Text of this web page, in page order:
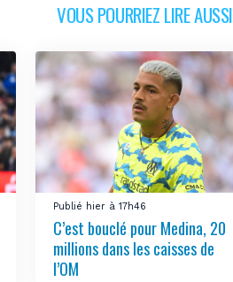
VOUS POURRIEZ LIRE AUSSI
Publié hier à 17h46
C’est bouclé pour Medina, 20
millions dans les caisses de
l’OM